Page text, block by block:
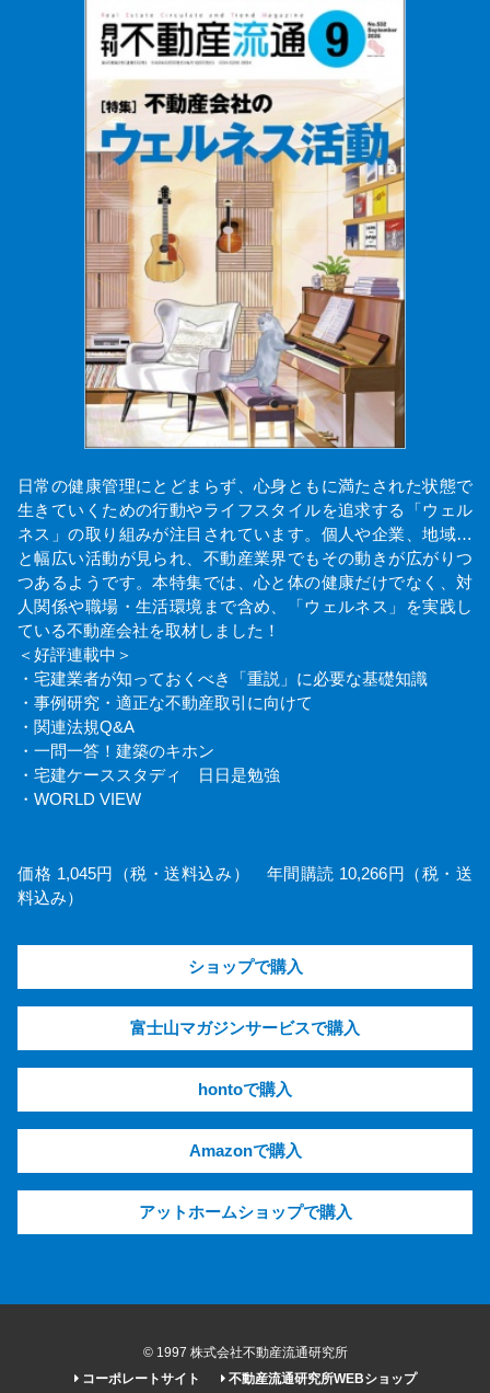
日常の健康管理にとどまらず、心身ともに満たされた状態で
生きていくための行動やライフスタイルを追求する「ウェル
ネス」の取り組みが注目されています。個人や企業、地域…
と幅広い活動が見られ、不動産業界でもその動きが広がりつ
つあるようです。本特集では、心と体の健康だけでなく、対
人関係や職場・生活環境まで含め、「ウェルネス」を実践し
ている不動産会社を取材しました！
＜好評連載中＞
・宅建業者が知っておくべき「重説」に必要な基礎知識
・事例研究・適正な不動産取引に向けて
・関連法規Q&A
・一問一答！建築のキホン
・宅建ケーススタディ 日日是勉強
・WORLD VIEW
価格 1,045円（税・送料込み） 年間購読 10,266円（税・送
料込み）
ショップで購入
富士山マガジンサービスで購入
hontoで購入
Amazonで購入
アットホームショップで購入
© 1997 株式会社不動産流通研究所
コーポレートサイト
不動産流通研究所WEBショップ